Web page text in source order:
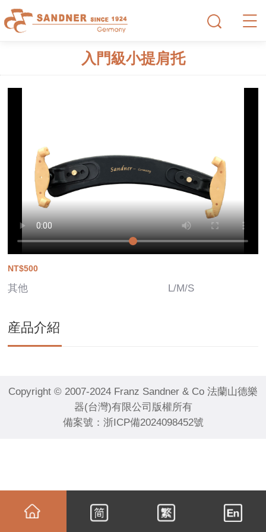
入門級小提肩托
NT$500
其他 L/M/S
産品介紹
Copyright © 2007-2024 Franz Sandner & Co 法蘭山德樂
器(台灣)有限公司版權所有
備案號： 浙ICP備2024098452號